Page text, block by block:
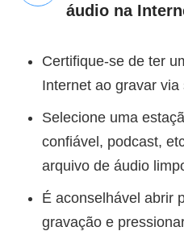
áudio na
Certifique-se de ter
Internet ao gravar
Selecione uma
confiável, podcast,
arquivo de áudio
É aconselhável abrir
gravação e